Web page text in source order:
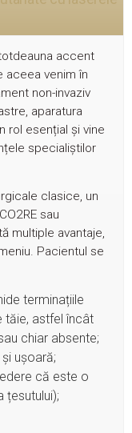
accent
aceea venim în
non-invaziv
aparatura
rol esențial și vine
specialiștilor
clasice, un
sau
multiple avantaje,
Pacientul se
terminațiile
tăie, astfel încât
chiar absente;
ușoară;
că este o
țesutului);